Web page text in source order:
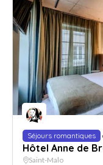
Séjours romantiques
Hôtel Anne de
Saint-Malo